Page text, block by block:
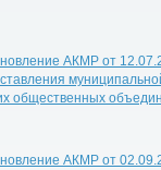
АКМР от
общественных
АКМР от